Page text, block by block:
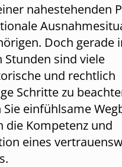
nahestehenden
Doch gerade
Stunden sind viele
und rechtlich
Schritte zu
einfühlsame
die Kompetenz und
eines